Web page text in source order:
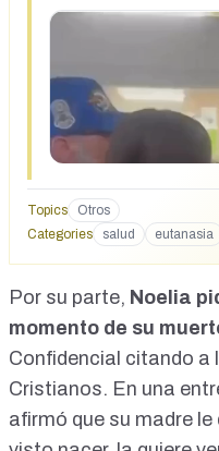
Topics Otros
Categories
salud eutanasia
Por su parte, Noelia
momento de su
Confidencial citando a
Cristianos. En una
afirmó que su madre le